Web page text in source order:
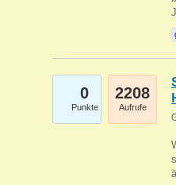
0
Punkte
2208
Aufrufe